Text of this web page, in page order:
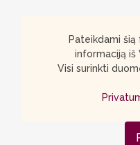
Pateikdami
informaciją iš
Visi surinkti